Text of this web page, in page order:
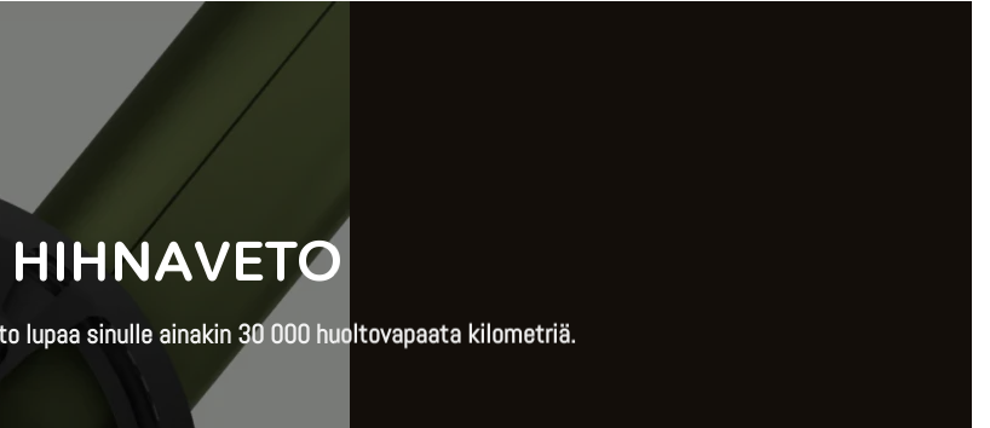
HIHNAVETO
lupaa sinulle ainakin 30 000 huoltovapaata kilometriä.